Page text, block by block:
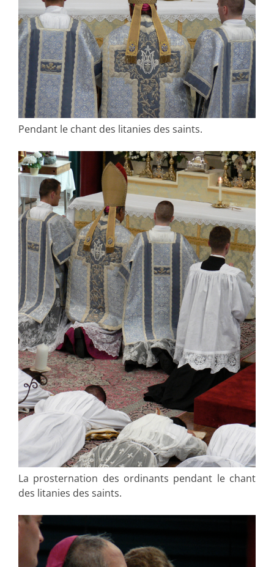
Pendant le chant des litanies des saints.
La prosternation des ordinants pendant le chant
des litanies des saints.